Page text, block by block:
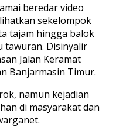
beredar video
sekelompok
tajam hingga balok
tawuran. Disinyalir
Jalan Keramat
Banjarmasin Timur.
namun kejadian
di masyarakat dan